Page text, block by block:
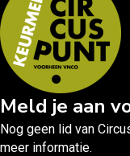
Meld je aan
Nog geen lid van
meer informatie.